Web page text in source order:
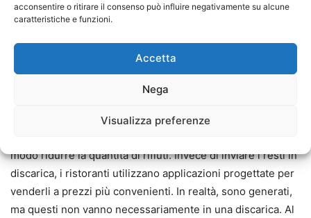
acconsentire o ritirare il consenso può influire negativamente su alcune
caratteristiche e funzioni.
Accetta
Nega
Visualizza preferenze
fatto, le aziende possono costruire la propria intera attività
ristorante Nolla a rifiuti zero di Helsinki ha fatto in modo
per i ristoranti stimare meglio la quantità di cibo che
modo ridurre la quantità di rifiuti. Invece di inviare i resti in
discarica, i ristoranti utilizzano applicazioni progettate per
venderli a prezzi più convenienti. In realtà, sono generati,
ma questi non vanno necessariamente in una discarica. Al